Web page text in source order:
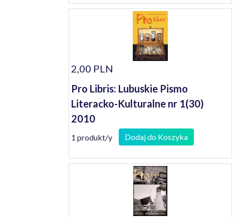
2,00 PLN
Pro Libris: Lubuskie Pismo
Literacko-Kulturalne nr 1(30)
2010
1 produkt/y Dodaj do Koszyka